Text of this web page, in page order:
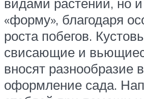
«форму», благодаря
роста побегов.
свисающие и
вносят разнообразие в
оформление сада.